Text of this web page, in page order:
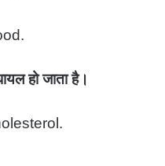
हो जाता है।